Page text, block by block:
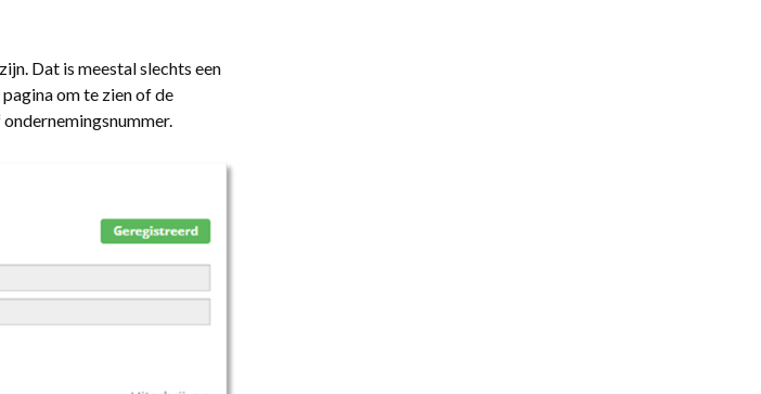
Dat is meestal slechts een
om te zien of de